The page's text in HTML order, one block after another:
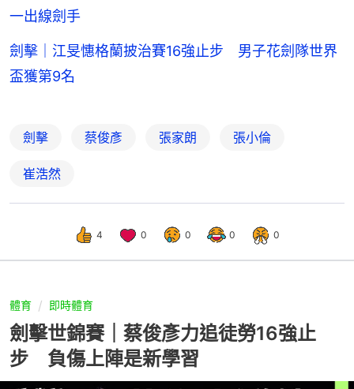
一出線劍手
劍擊｜江旻憓格蘭披治賽16強止步 男子花劍隊世界
盃獲第9名
劍擊 蔡俊彥 張家朗 張小倫
崔浩然
4 0 0 0 0
體育 即時體育
劍擊世錦賽｜蔡俊彥力追徒勞16強止
步 負傷上陣是新學習